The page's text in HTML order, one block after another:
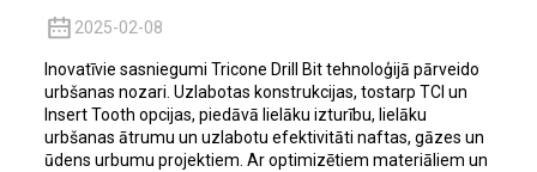
2025-02-08
Inovatīvie sasniegumi Tricone Drill Bit tehnoloģijā pārveido
urbšanas nozari. Uzlabotas konstrukcijas, tostarp TCI un
Insert Tooth opcijas, piedāvā lielāku izturību, lielāku
urbšanas ātrumu un uzlabotu efektivitāti naftas, gāzes un
ūdens urbumu projektiem. Ar optimizētiem materiāliem un